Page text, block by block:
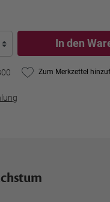
In den
Zum Merkzettel